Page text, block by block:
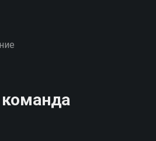
шутка оборачивается
ужасом — и теперь она не
смотрите онлайн в хорошем
в хорошем HD